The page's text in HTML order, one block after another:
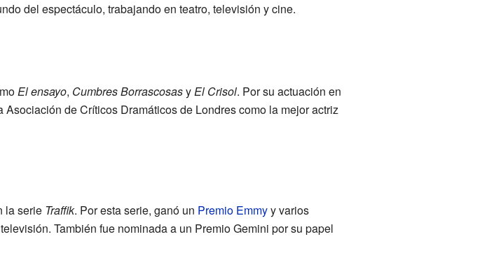
del espectáculo, trabajando en teatro, televisión y cine.
El ensayo, Cumbres BorrascosasyEl Crisol. Por su actuación en
de Críticos Dramáticos de Londres como la mejor actriz
la serie Traffik. Por esta serie, ganó un Premio Emmyy varios
También fue nominada a un Premio Gemini por su papel